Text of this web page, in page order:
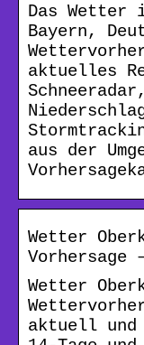
Das Wetter
Bayern,
aktuelles
Schneeradar,
aus der
Wetter
Vorhersage
Wetter
aktuell